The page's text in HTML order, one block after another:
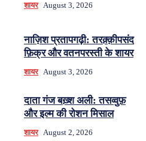
शायर August 3, 2026
नाज़िश प्रतापगढ़ी: तरक़्क़ीपसंद
फ़िक्र और वतनपरस्ती के शायर
शायर August 3, 2026
दाता गंज बख़्श अली: तसव्वुफ़
और इल्म की रोशन मिसाल
शायर August 2, 2026